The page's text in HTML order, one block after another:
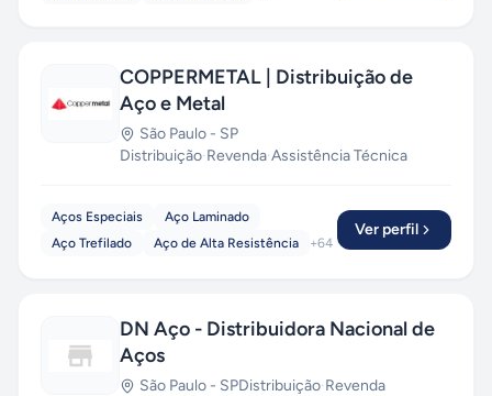
COPPERMETAL | Distribuição de
Aço e Metal
São Paulo - SP
Distribuição·Revenda·Assistência Técnica
Aços Especiais
Aço Laminado
Aço Trefilado
Aço de Alta Resistência +64
Ver perfil
DN Aço - Distribuidora Nacional de
Aços
São Paulo - SPDistribuição·Revenda